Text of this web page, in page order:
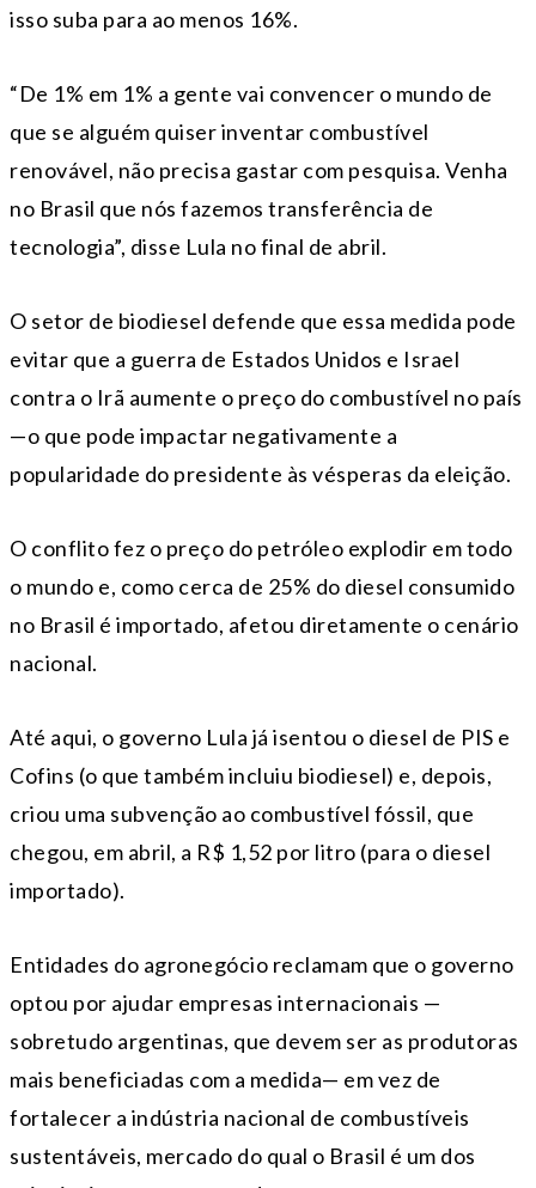
isso suba para ao menos 16%.
“De 1% em 1% a gente vai convencer o mundo de
que se alguém quiser inventar combustível
renovável, não precisa gastar com pesquisa. Venha
no Brasil que nós fazemos transferência de
tecnologia”, disse Lula no final de abril.
O setor de biodiesel defende que essa medida pode
evitar que a guerra de Estados Unidos e Israel
contra o Irã aumente o preço do combustível no país
—o que pode impactar negativamente a
popularidade do presidente às vésperas da eleição.
O conflito fez o preço do petróleo explodir em todo
o mundo e, como cerca de 25% do diesel consumido
no Brasil é importado, afetou diretamente o cenário
nacional.
Até aqui, o governo Lula já isentou o diesel de PIS e
Cofins (o que também incluiu biodiesel) e, depois,
criou uma subvenção ao combustível fóssil, que
chegou, em abril, a R$ 1,52 por litro (para o diesel
importado).
Entidades do agronegócio reclamam que o governo
optou por ajudar empresas internacionais —
sobretudo argentinas, que devem ser as produtoras
mais beneficiadas com a medida— em vez de
fortalecer a indústria nacional de combustíveis
sustentáveis, mercado do qual o Brasil é um dos